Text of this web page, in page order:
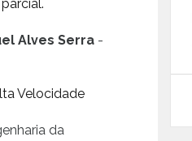
Alves Serra -
Velocidade
da